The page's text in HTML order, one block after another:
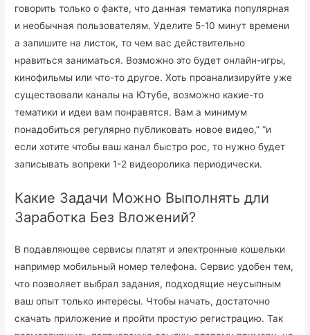
говорить только о факте, что данная тематика популярная
и необычная пользователям. Уделите 5-10 минут времени
а запишите на листок, то чем вас действительно
нравиться заниматься. Возможно это будет онлайн-игры,
кинофильмы или что-то другое. Хоть проанализируйте уже
существовали каналы на Ютубе, возможно какие-то
тематики и идеи вам понравятся. Вам а минимум
понадобиться регулярно публиковать новое видео,” “и
если хотите чтобы ваш канал быстро рос, то нужно будет
записывать вопреки 1-2 видеоролика периодически.
Какие Задачи Можно Выполнять дли
Заработка Без Вложений?
В подавляющее сервисы платят и электронные кошельки
например мобильный номер телефона. Сервис удобен тем,
что позволяет выбрал задания, подходящие неусыпным
ваш опыт только интересы. Чтобы начать, достаточно
скачать приложение и пройти простую регистрацию. Так